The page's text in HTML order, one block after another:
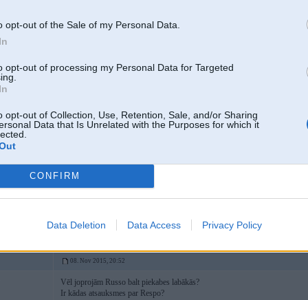
opt-out of the Sale of my Personal Data.
opt-out of processing my Personal Data for Targeted
opt-out of Collection, Use, Retention, Sale, and/or Sharing
Data that Is Unrelated with the Purposes for which it
CONFIRM
Data Deletion Data Access Privacy Policy
varu piekrist ka russo balt ir labas piekabes,a tas letas ka konstruktors
Paldies!
08. Nov 2015, 20:52
Vēl joprojām Russo balt piekabes labākās?
Ir kādas atsauksmes par Respo?